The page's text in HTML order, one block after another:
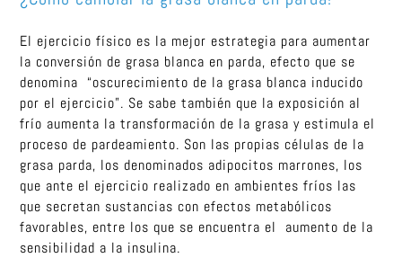
El ejercicio físico es la mejor estrategia para aumentar
la conversión de grasa blanca en parda, efecto que se
denomina “oscurecimiento de la grasa blanca inducido
por el ejercicio”. Se sabe también que la exposición al
frío aumenta la transformación de la grasa y estimula el
proceso de pardeamiento. Son las propias células de la
grasa parda, los denominados adipocitos marrones, los
que ante el ejercicio realizado en ambientes fríos las
que secretan sustancias con efectos metabólicos
favorables, entre los que se encuentra el aumento de la
sensibilidad a la insulina.